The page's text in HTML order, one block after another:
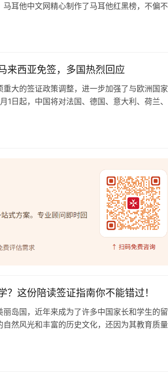
耳他中文网精心制作了马耳他红黑榜，不偏不
第一期给大家介绍了马耳他的优点，这次来谈谈
来西亚免签，多国热烈回应
大的签证政策调整，进一步加强了与欧洲国
1日起，中国将对法国、德国、意大利、荷兰、
量发展的重要举措，也是促进中外人员往来的关
？这份陪读签证指南你不能错过！
岛国，近年来成为了许多中国家长和学生的
然风光和丰富的历史文化，还因为其教育质量
习生活。那么，如何申请马耳他的陪读签证呢？